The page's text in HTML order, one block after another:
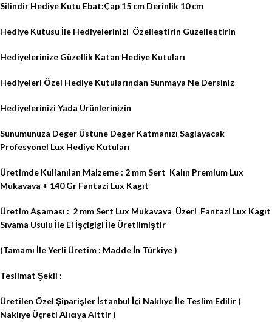
Silindir Hediye Kutu Ebat:Çap 15 cm Derinlik 10 cm
Hediye Kutusu İle Hediyelerinizi Özelleştirin Güzelleştirin
Hediyelerinize Güzellik Katan Hediye Kutuları
Hediyeleri Özel Hediye Kutularından Sunmaya Ne Dersiniz
Hediyelerinizi Yada Ürünlerinizin
Sunumunuza Deger Üstüne Deger Katmanızı Saglayacak
Profesyonel Lux Hediye Kutuları
Üretimde Kullanılan Malzeme : 2 mm Sert Kalın Premium Lux
Mukavava + 140 Gr Fantazi Lux Kagıt
Üretim Aşaması : 2 mm Sert Lux Mukavava Üzeri Fantazi Lux Kagıt
Sıvama Usulu İle El İşçigigi İle Üretilmiştir
(Tamamı İle Yerli Üretim : Madde İn Türkiye )
Teslimat Şekli :
Üretilen Özel Şiparişler İstanbul İçi Naklıye İle Teslim Edilir (
Naklıye Üçreti Alıcıya Aittir )